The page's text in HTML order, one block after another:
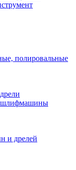
полировальные
шлифмашины
и дрелей